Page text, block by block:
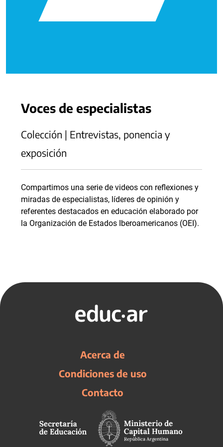
Voces de especialistas
Colección | Entrevistas, ponencia y
exposición
Compartimos una serie de videos con reflexiones y
miradas de especialistas, líderes de opinión y
referentes destacados en educación elaborado por
la Organización de Estados Iberoamericanos (OEI).
Acerca de
Condiciones de uso
Contacto